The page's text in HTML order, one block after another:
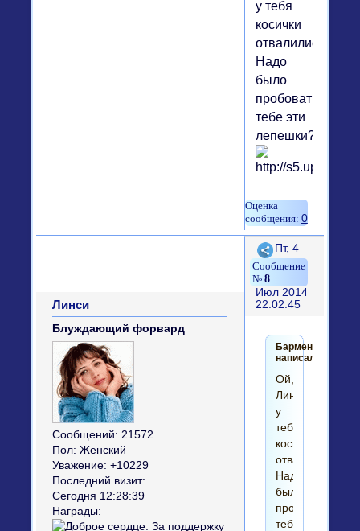
у тебя
косички
отвалились!
Надо
было
пробовать
тебе эти
лепешки?
0
Поделиться
8
Пт, 4
Июл 2014
22:02:45
Линси
Блуждающий форвард
Сообщений: 21572
Пол: Женский
Уважение: +10229
Последний визит:
Сегодня 12:28:39
Награды:
Бармен
написал(а):
Ой,
Линсик...
у
тебя
косички
отвалились!
Надо
было
пробовать
тебе